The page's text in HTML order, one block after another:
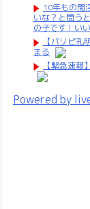
10年もの間
いな？と問う
の子です！い
【パリピ
まる
【緊急速
Powered by